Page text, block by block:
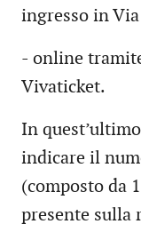
ingresso in
- online
Vivaticket.
In
indicare il
(composto da
presente sulla